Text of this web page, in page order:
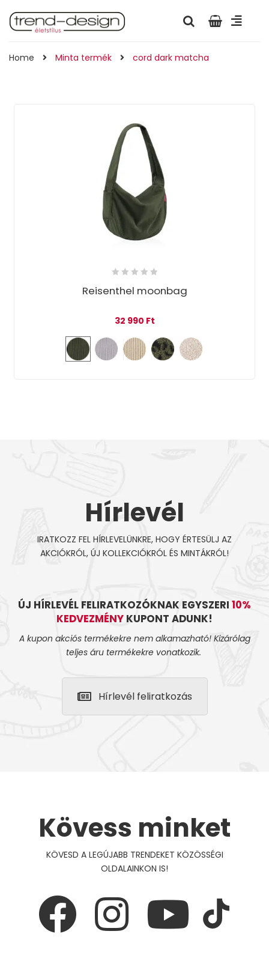
Home Minta termék cord dark matcha
Reisenthel moonbag
32 990 Ft
Hírlevél
IRATKOZZ FEL HÍRLEVELÜNKRE, HOGY ÉRTESÜLJ AZ
AKCIÓKRÓL, ÚJ KOLLEKCIÓKRÓL ÉS MINTÁKRÓL!
ÚJ HÍRLEVÉL FELIRATKOZÓKNAK EGYSZERI 10%
KEDVEZMÉNY KUPONT ADUNK!
A kupon akciós termékekre nem alkamazható! Kizárólag
teljes áru termékekre vonatkozik.
Hírlevél feliratkozás
Kövess minket
KÖVESD A LEGÚJABB TRENDEKET KÖZÖSSÉGI
OLDALAINKON IS!